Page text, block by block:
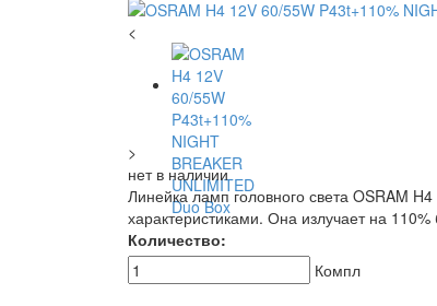
<
>
нет в наличии
Линейка ламп головного света OSRAM
характеристиками. Она излучает на
Количество:
Компл